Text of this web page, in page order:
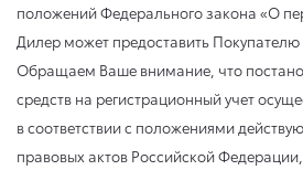
положений Федерального закона «О
Дилер может предоставить
Обращаем Ваше внимание, что
средств на регистрационный учет
в соответствии с положениями
правовых актов Российской